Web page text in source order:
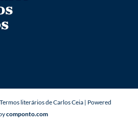
literários de Carlos Ceia | Powered
componto.com